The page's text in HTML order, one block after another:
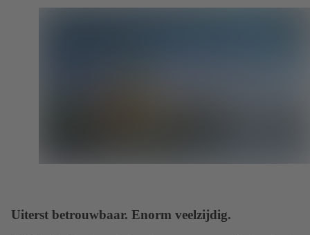
Uiterst betrouwbaar. Enorm veelzijdig.